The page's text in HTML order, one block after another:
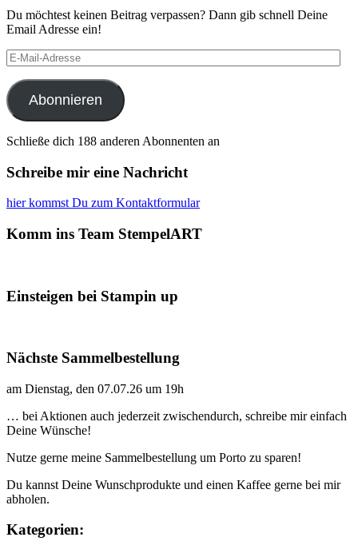
Du möchtest keinen Beitrag verpassen? Dann gib schnell Deine
Email Adresse ein!
E-
Mail-
Adresse
Abonnieren
Schließe dich 188 anderen Abonnenten an
Schreibe mir eine Nachricht
hier kommst Du zum Kontaktformular
Komm ins Team StempelART
Einsteigen bei Stampin up
Nächste Sammelbestellung
am Dienstag, den 07.07.26 um 19h
… bei Aktionen auch jederzeit zwischendurch, schreibe mir einfach
Deine Wünsche!
Nutze gerne meine Sammelbestellung um Porto zu sparen!
Du kannst Deine Wunschprodukte und einen Kaffee gerne bei mir
abholen.
Kategorien: